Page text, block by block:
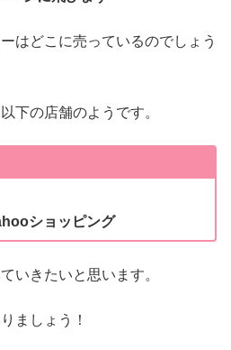
はどこに売っているのでしょう
下の店舗のようです。
ショッピング
いきたいと思います。
ましょう！